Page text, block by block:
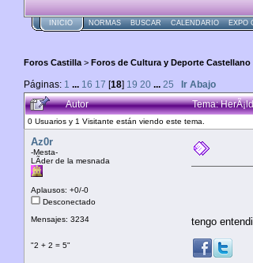
INICIO NORMAS BUSCAR CALENDARIO EXPO
Foros Castilla > Foros de Cultura y Deporte Castellano
Páginas: 1 ... 16 17 [18] 19 20 ... 25 Ir Abajo
Autor Tema:
0 Usuarios y 1 Visitante están viendo este tema.
Az0r
-Mesta-
LÃ­der de la mesnada
Aplausos: +0/-0
Desconectado
Mensajes: 3234
"2 + 2 = 5"
tengo